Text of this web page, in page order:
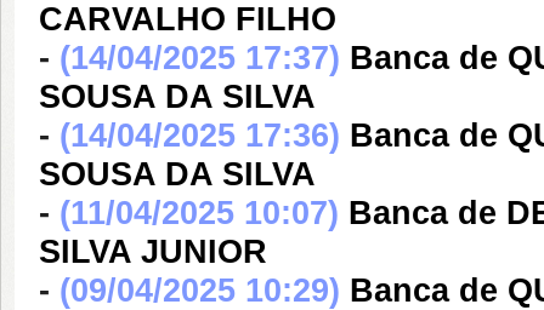
CARVALHO FILHO
- (14/04/2025 17:37) Banca de
SOUSA DA SILVA
- (14/04/2025 17:36) Banca de
SOUSA DA SILVA
- (11/04/2025 10:07) Banca de
SILVA JUNIOR
- (09/04/2025 10:29) Banca de